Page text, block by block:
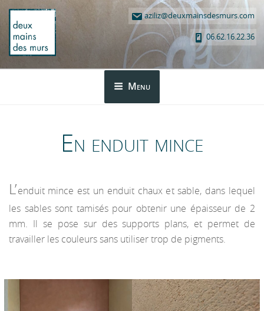
Aller
contenu
principal
DEUX MAINS DES MURS
aziliz@deuxmainsdesmurs.com
06.62.16.22.36
Menu
En enduit mince
L’enduit mince est un enduit chaux et sable, dans lequel
les sables sont tamisés pour obtenir une épaisseur de 2
mm. Il se pose sur des supports plans, et permet de
travailler les couleurs sans utiliser trop de pigments.